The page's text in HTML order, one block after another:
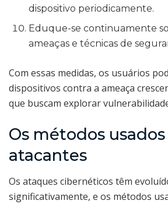
dispositivo periodicamente.
Eduque-se continuamente
ameaças e técnicas de
Com essas medidas, os usuários
dispositivos contra a ameaça
que buscam explorar
Os métodos
atacantes
Os ataques cibernéticos têm
significativamente, e os métodos